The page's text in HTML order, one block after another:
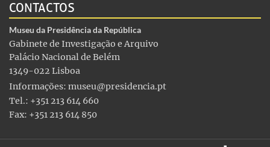
CONTACTOS
Museu da Presidência da República
Gabinete de Investigação e Arquivo
Palácio Nacional de Belém
1349-022 Lisboa
Informações: museu@presidencia.pt
Tel.: +351 213 614 660
Fax: +351 213 614 850